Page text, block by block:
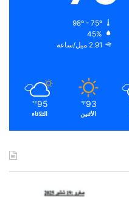
98º - 75º
45%
2.91 ميل/ساعة
93
℉
الأثنين
95
℉
الثلاثاء